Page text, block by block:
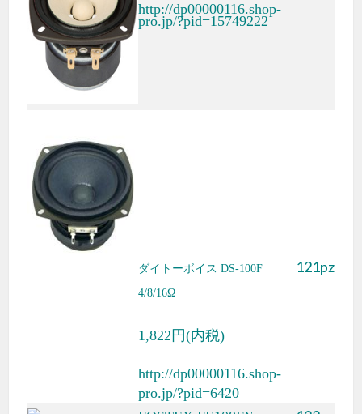
http://dp00000116.shop-
pro.jp/?pid=15749222
ダイトーボイス DS-100F
4/8/16Ω
1,822円(内税)
http://dp00000116.shop-
pro.jp/?pid=6420
121pz